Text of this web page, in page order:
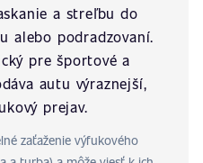
a streľbu do
alebo podradzovaní.
pre športové a
autu výraznejší,
prejav.
zaťaženie výfukového